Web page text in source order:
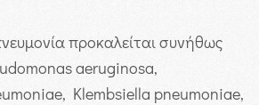
προκαλείται συνήθως
aeruginosa,
Klembsiella pneumoniae,